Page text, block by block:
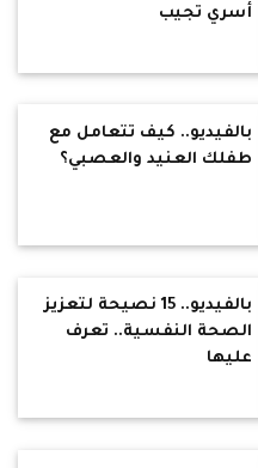
أسري تجيب
بالفيديو.. كيف تتعامل مع
طفلك العنيد والعصبي؟
بالفيديو.. 15 نصيحة لتعزيز
الصحة النفسية.. تعرف
عليها